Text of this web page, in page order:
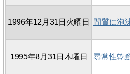
1996年12月31日火曜日 間質に泡
1995年8月31日木曜日 尋常性乾